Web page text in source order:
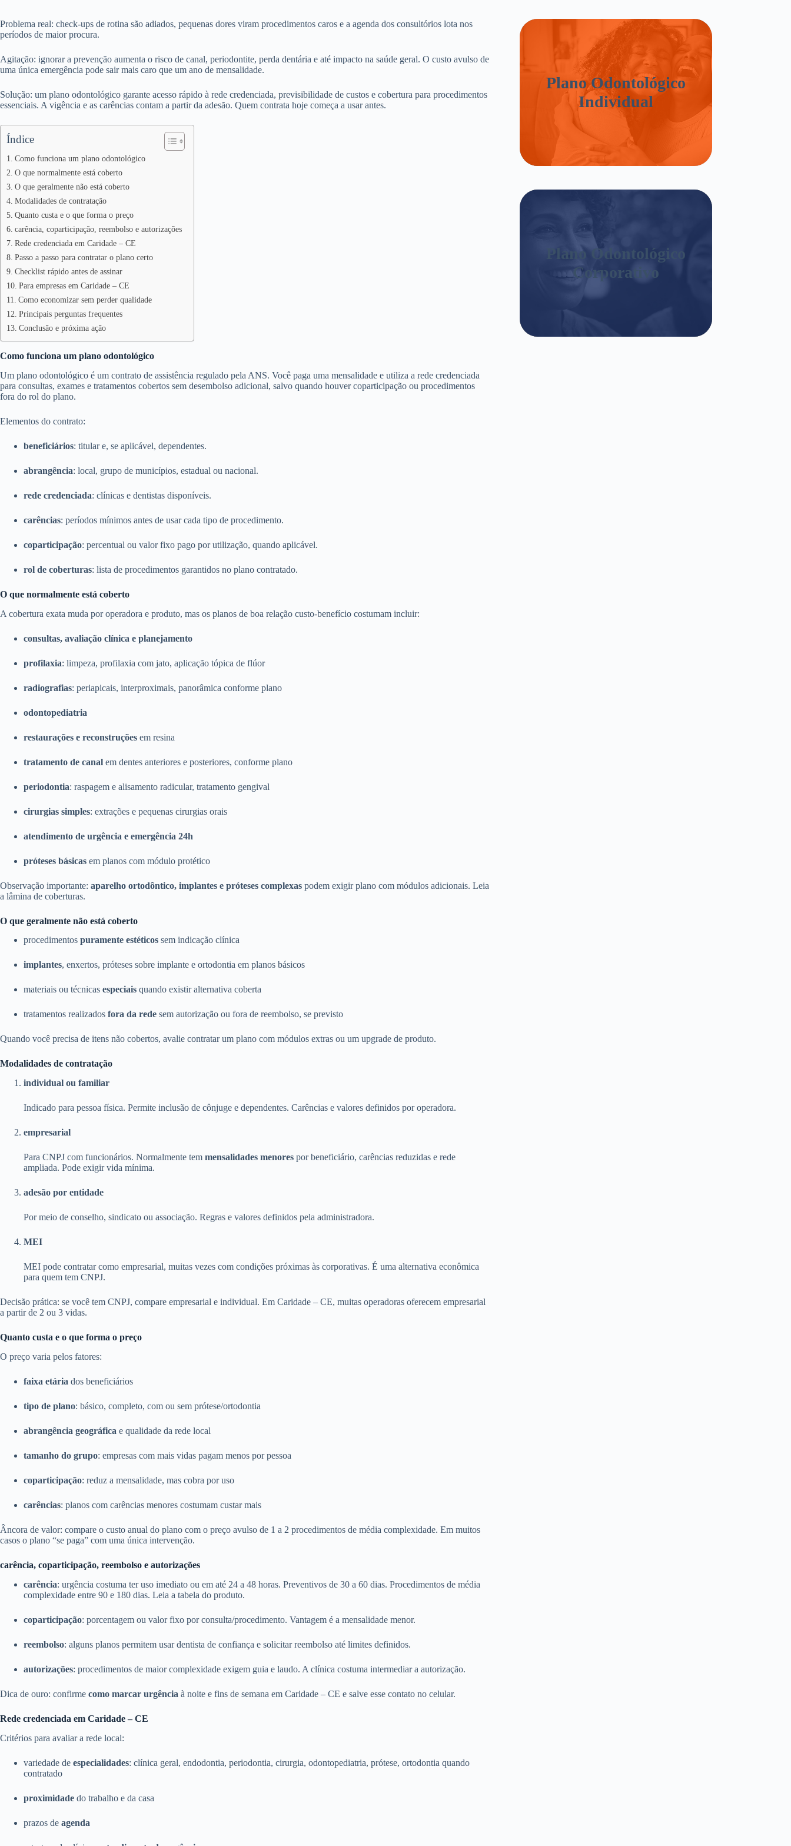
Problema real: check-ups de rotina são adiados, pequenas dores viram procedimentos caros e a agenda dos consultórios lota nos
períodos de maior procura.
Agitação: ignorar a prevenção aumenta o risco de canal, periodontite, perda dentária e até impacto na saúde geral. O custo avulso de
uma única emergência pode sair mais caro que um ano de mensalidade.
Solução: um plano odontológico garante acesso rápido à rede credenciada, previsibilidade de custos e cobertura para procedimentos
essenciais. A vigência e as carências contam a partir da adesão. Quem contrata hoje começa a usar antes.
Índice
Como funciona um plano odontológico
O que normalmente está coberto
O que geralmente não está coberto
Modalidades de contratação
Quanto custa e o que forma o preço
carência, coparticipação, reembolso e autorizações
Rede credenciada em Caridade – CE
Passo a passo para contratar o plano certo
Checklist rápido antes de assinar
Para empresas em Caridade – CE
Como economizar sem perder qualidade
Principais perguntas frequentes
Conclusão e próxima ação
Como funciona um plano odontológico
Um plano odontológico é um contrato de assistência regulado pela ANS. Você paga uma mensalidade e utiliza a rede credenciada
para consultas, exames e tratamentos cobertos sem desembolso adicional, salvo quando houver coparticipação ou procedimentos
fora do rol do plano.
Elementos do contrato:
beneficiários: titular e, se aplicável, dependentes.
abrangência: local, grupo de municípios, estadual ou nacional.
rede credenciada: clínicas e dentistas disponíveis.
carências: períodos mínimos antes de usar cada tipo de procedimento.
coparticipação: percentual ou valor fixo pago por utilização, quando aplicável.
rol de coberturas: lista de procedimentos garantidos no plano contratado.
O que normalmente está coberto
A cobertura exata muda por operadora e produto, mas os planos de boa relação custo-benefício costumam incluir:
consultas, avaliação clínica e planejamento
profilaxia: limpeza, profilaxia com jato, aplicação tópica de flúor
radiografias: periapicais, interproximais, panorâmica conforme plano
odontopediatria
restaurações e reconstruções em resina
tratamento de canal em dentes anteriores e posteriores, conforme plano
periodontia: raspagem e alisamento radicular, tratamento gengival
cirurgias simples: extrações e pequenas cirurgias orais
atendimento de urgência e emergência 24h
próteses básicas em planos com módulo protético
Observação importante: aparelho ortodôntico, implantes e próteses complexas podem exigir plano com módulos adicionais. Leia
a lâmina de coberturas.
O que geralmente não está coberto
procedimentos puramente estéticos sem indicação clínica
implantes, enxertos, próteses sobre implante e ortodontia em planos básicos
materiais ou técnicas especiais quando existir alternativa coberta
tratamentos realizados fora da rede sem autorização ou fora de reembolso, se previsto
Quando você precisa de itens não cobertos, avalie contratar um plano com módulos extras ou um upgrade de produto.
Modalidades de contratação
individual ou familiar
Indicado para pessoa física. Permite inclusão de cônjuge e dependentes. Carências e valores definidos por operadora.
empresarial
Para CNPJ com funcionários. Normalmente tem mensalidades menores por beneficiário, carências reduzidas e rede
ampliada. Pode exigir vida mínima.
adesão por entidade
Por meio de conselho, sindicato ou associação. Regras e valores definidos pela administradora.
MEI
MEI pode contratar como empresarial, muitas vezes com condições próximas às corporativas. É uma alternativa econômica
para quem tem CNPJ.
Decisão prática: se você tem CNPJ, compare empresarial e individual. Em Caridade – CE, muitas operadoras oferecem empresarial
a partir de 2 ou 3 vidas.
Quanto custa e o que forma o preço
O preço varia pelos fatores:
faixa etária dos beneficiários
tipo de plano: básico, completo, com ou sem prótese/ortodontia
abrangência geográfica e qualidade da rede local
tamanho do grupo: empresas com mais vidas pagam menos por pessoa
coparticipação: reduz a mensalidade, mas cobra por uso
carências: planos com carências menores costumam custar mais
Âncora de valor: compare o custo anual do plano com o preço avulso de 1 a 2 procedimentos de média complexidade. Em muitos
casos o plano “se paga” com uma única intervenção.
carência, coparticipação, reembolso e autorizações
carência: urgência costuma ter uso imediato ou em até 24 a 48 horas. Preventivos de 30 a 60 dias. Procedimentos de média
complexidade entre 90 e 180 dias. Leia a tabela do produto.
coparticipação: porcentagem ou valor fixo por consulta/procedimento. Vantagem é a mensalidade menor.
reembolso: alguns planos permitem usar dentista de confiança e solicitar reembolso até limites definidos.
autorizações: procedimentos de maior complexidade exigem guia e laudo. A clínica costuma intermediar a autorização.
Dica de ouro: confirme como marcar urgência à noite e fins de semana em Caridade – CE e salve esse contato no celular.
Rede credenciada em Caridade – CE
Critérios para avaliar a rede local:
variedade de especialidades: clínica geral, endodontia, periodontia, cirurgia, odontopediatria, prótese, ortodontia quando
contratado
proximidade do trabalho e da casa
prazos de agenda
Plano Odontológico
Individual
Plano Odontológico
Corporativo